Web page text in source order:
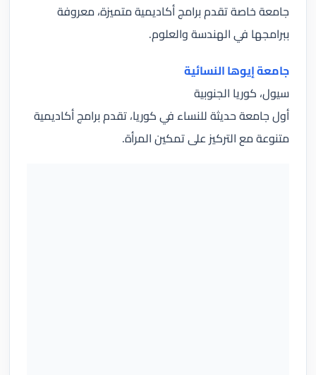
جامعة خاصة تقدم برامج أكاديمية متميزة، معروفة
ببرامجها في الهندسة والعلوم.
جامعة إيوها النسائية
سيول، كوريا الجنوبية
أول جامعة حديثة للنساء في كوريا، تقدم برامج أكاديمية
متنوعة مع التركيز على تمكين المرأة.